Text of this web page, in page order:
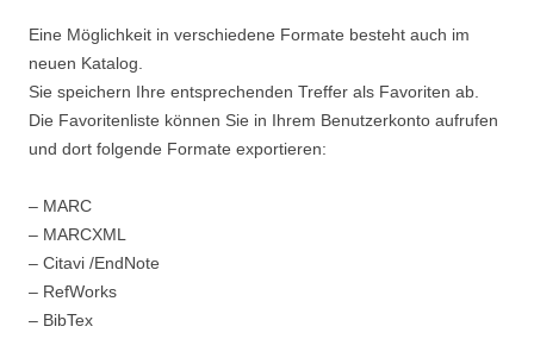
Eine Möglichkeit in verschiedene Formate besteht auch im
neuen Katalog.
Sie speichern Ihre entsprechenden Treffer als Favoriten ab.
Die Favoritenliste können Sie in Ihrem Benutzerkonto aufrufen
und dort folgende Formate exportieren:
– MARC
– MARCXML
– Citavi /EndNote
– RefWorks
– BibTex